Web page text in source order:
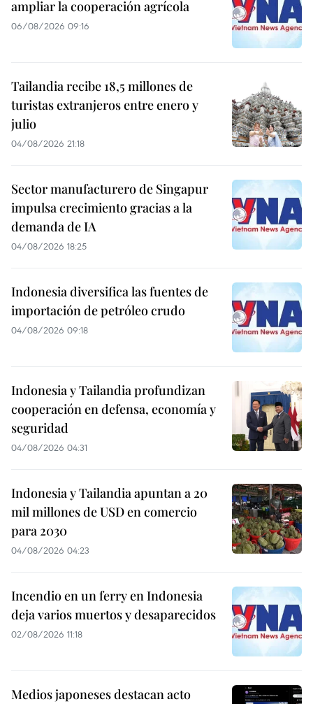
ampliar la cooperación agrícola
06/08/2026 09:16
Tailandia recibe 18,5 millones de
turistas extranjeros entre enero y
julio
04/08/2026 21:18
Sector manufacturero de Singapur
impulsa crecimiento gracias a la
demanda de IA
04/08/2026 18:25
Indonesia diversifica las fuentes de
importación de petróleo crudo
04/08/2026 09:18
Indonesia y Tailandia profundizan
cooperación en defensa, economía y
seguridad
04/08/2026 04:31
Indonesia y Tailandia apuntan a 20
mil millones de USD en comercio
para 2030
04/08/2026 04:23
Incendio en un ferry en Indonesia
deja varios muertos y desaparecidos
02/08/2026 11:18
Medios japoneses destacan acto